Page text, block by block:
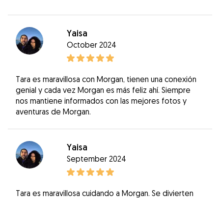
Yaisa
October 2024
Tara es maravillosa con Morgan, tienen una conexión
genial y cada vez Morgan es más feliz ahí. Siempre
nos mantiene informados con las mejores fotos y
aventuras de Morgan.
Yaisa
September 2024
Tara es maravillosa cuidando a Morgan. Se divierten